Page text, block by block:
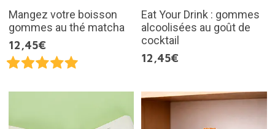
Mangez votre boisson
gommes au thé matcha
12,45€
Eat Your Drink : gommes
alcoolisées au goût de
cocktail
12,45€